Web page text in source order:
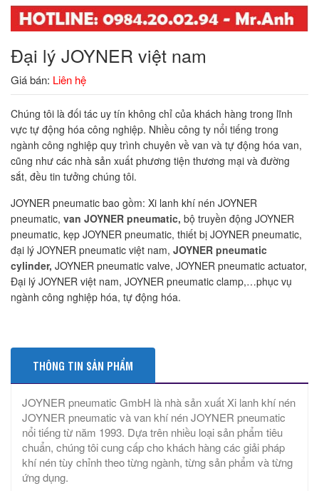
Đại lý JOYNER việt nam
Giá bán: Liên hệ
Chúng tôi là đối tác uy tín không chỉ của khách hàng trong lĩnh
vực tự động hóa công nghiệp. Nhiều công ty nổi tiếng trong
ngành công nghiệp quy trình chuyên về van và tự động hóa van,
cũng như các nhà sản xuất phương tiện thương mại và đường
sắt, đều tin tưởng chúng tôi.
JOYNER pneumatic bao gồm: Xi lanh khí nén JOYNER
pneumatic, van JOYNER pneumatic, bộ truyền động JOYNER
pneumatic, kẹp JOYNER pneumatic, thiết bị JOYNER pneumatic,
đại lý JOYNER pneumatic việt nam, JOYNER pneumatic
cylinder, JOYNER pneumatic valve, JOYNER pneumatic actuator,
Đại lý JOYNER việt nam, JOYNER pneumatic clamp,…phục vụ
ngành công nghiệp hóa, tự động hóa.
THÔNG TIN SẢN PHẨM
JOYNER pneumatic GmbH là nhà sản xuất Xi lanh khí nén
JOYNER pneumatic và van khí nén JOYNER pneumatic
nổi tiếng từ năm 1993. Dựa trên nhiều loại sản phẩm tiêu
chuẩn, chúng tôi cung cấp cho khách hàng các giải pháp
khí nén tùy chỉnh theo từng ngành, từng sản phẩm và từng
ứng dụng.